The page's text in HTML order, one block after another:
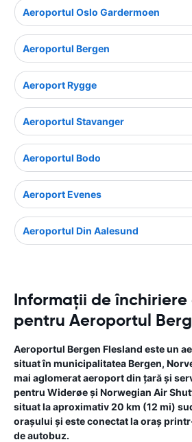
Aeroportul Oslo Gardermoen
Aeroportul Bergen
Aeroport Rygge
Aeroportul Stavanger
Aeroportul Bodo
Aeroport Evenes
Aeroportul Din Aalesund
Informații de închiriere
pentru Aeroportul
Aeroportul Bergen Flesland este un
situat în municipalitatea Bergen,
mai aglomerat aeroport din țară și
pentru Widerøe și Norwegian Air
situat la aproximativ 20 km (12 mi)
orașului și este conectat la oraș
de autobuz.